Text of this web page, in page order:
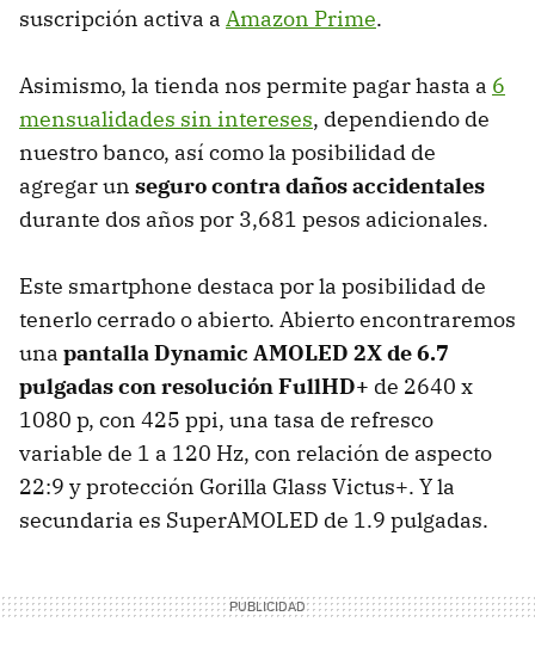
suscripción activa a Amazon Prime.
Asimismo, la tienda nos permite pagar hasta a 6
mensualidades sin intereses, dependiendo de
nuestro banco, así como la posibilidad de
agregar un seguro contra daños accidentales
durante dos años por 3,681 pesos adicionales.
Este smartphone destaca por la posibilidad de
tenerlo cerrado o abierto. Abierto encontraremos
una pantalla Dynamic AMOLED 2X de 6.7
pulgadas con resolución FullHD+ de 2640 x
1080 p, con 425 ppi, una tasa de refresco
variable de 1 a 120 Hz, con relación de aspecto
22:9 y protección Gorilla Glass Victus+. Y la
secundaria es SuperAMOLED de 1.9 pulgadas.